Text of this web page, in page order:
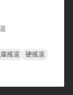
搖滾
硬搖滾